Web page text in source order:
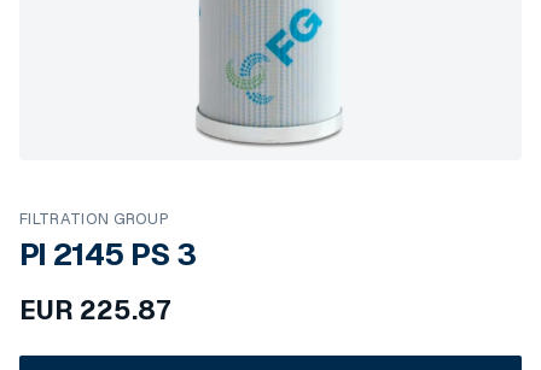
FILTRATION GROUP
PI 2145 PS 3
EUR 225.87